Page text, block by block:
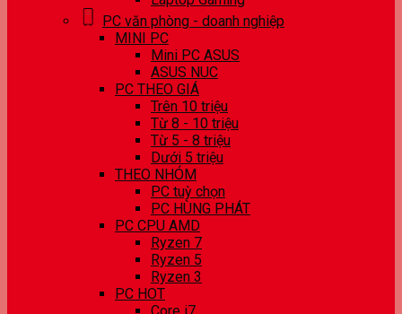
PC văn phòng - doanh nghiệp
MINI PC
Mini PC ASUS
ASUS NUC
PC THEO GIÁ
Trên 10 triệu
Từ 8 - 10 triệu
Từ 5 - 8 triệu
Dưới 5 triệu
THEO NHÓM
PC tuỳ chọn
PC HÙNG PHÁT
PC CPU AMD
Ryzen 7
Ryzen 5
Ryzen 3
PC HOT